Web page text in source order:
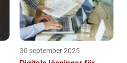
30 september 2025